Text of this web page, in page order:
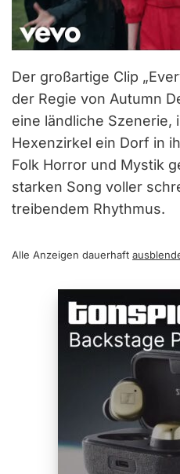
Der großartige Clip
der Regie von Autumn
eine ländliche Szenerie,
Hexenzirkel ein Dorf in
Folk Horror und Mystik
starken Song voller
treibendem Rhythmus.
Alle Anzeigen dauerhaft